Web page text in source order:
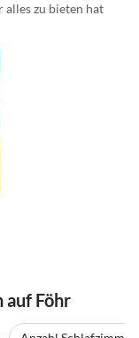
alles zu bieten hat
auf Föhr